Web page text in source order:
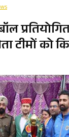
टीमों को